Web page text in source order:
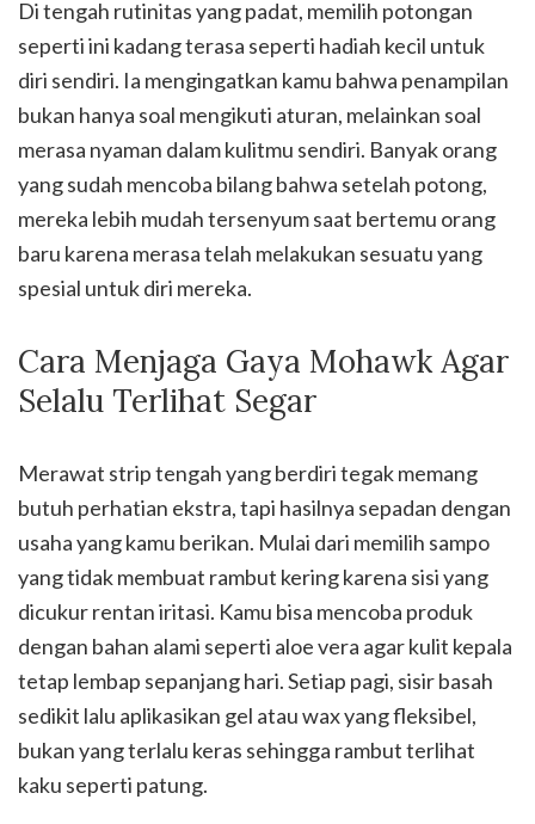
Di tengah rutinitas yang padat, memilih potongan
seperti ini kadang terasa seperti hadiah kecil untuk
diri sendiri. Ia mengingatkan kamu bahwa penampilan
bukan hanya soal mengikuti aturan, melainkan soal
merasa nyaman dalam kulitmu sendiri. Banyak orang
yang sudah mencoba bilang bahwa setelah potong,
mereka lebih mudah tersenyum saat bertemu orang
baru karena merasa telah melakukan sesuatu yang
spesial untuk diri mereka.
Cara Menjaga Gaya Mohawk Agar
Selalu Terlihat Segar
Merawat strip tengah yang berdiri tegak memang
butuh perhatian ekstra, tapi hasilnya sepadan dengan
usaha yang kamu berikan. Mulai dari memilih sampo
yang tidak membuat rambut kering karena sisi yang
dicukur rentan iritasi. Kamu bisa mencoba produk
dengan bahan alami seperti aloe vera agar kulit kepala
tetap lembap sepanjang hari. Setiap pagi, sisir basah
sedikit lalu aplikasikan gel atau wax yang fleksibel,
bukan yang terlalu keras sehingga rambut terlihat
kaku seperti patung.